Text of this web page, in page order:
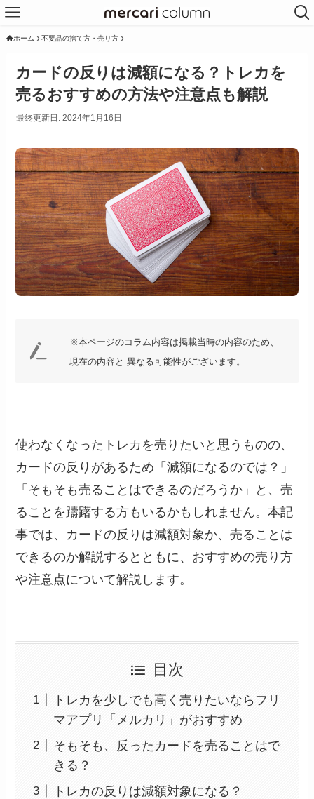
ホーム 不要品の捨て方・売り方
カードの反りは減額になる？トレカを
売るおすすめの方法や注意点も解説
最終更新日: 2024年1月16日
※本ページのコラム内容は掲載当時の内容のため、
現在の内容と 異なる可能性がございます。
使わなくなったトレカを売りたいと思うものの、
カードの反りがあるため「減額になるのでは？」
「そもそも売ることはできるのだろうか」と、売
ることを躊躇する方もいるかもしれません。本記
事では、カードの反りは減額対象か、売ることは
できるのか解説するとともに、おすすめの売り方
や注意点について解説します。
目次
トレカを少しでも高く売りたいならフリ
マアプリ「メルカリ」がおすすめ
そもそも、反ったカードを売ることはで
きる？
トレカの反りは減額対象になる？